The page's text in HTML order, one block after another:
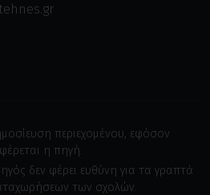
περιεχομένου, εφόσον
η πηγή.
δεν φέρει ευθύνη για τα γραπτά
των σχολών.